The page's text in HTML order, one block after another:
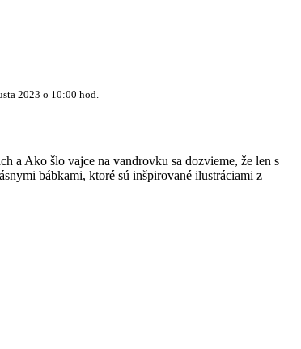
2023 o 10:00 hod.
a Ako šlo vajce na vandrovku sa dozvieme, že len s
bábkami, ktoré sú inšpirované ilustráciami z